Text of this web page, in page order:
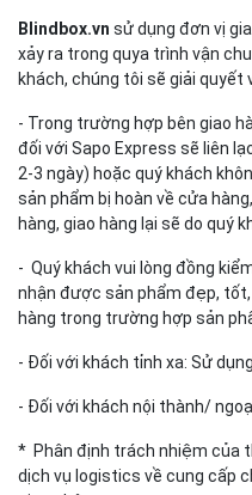
Blindbox.vn sử dụng đơn vị
xảy ra trong quya trình vận
khách, chúng tôi sẽ giải quyết
- Trong trường hợp bên giao
đối với Sapo Express sẽ liên
2-3 ngày) hoặc quý khách
sản phẩm bị hoàn về cửa
hàng, giao hàng lại sẽ do quý
- Quý khách vui lòng đồng
nhận được sản phẩm đẹp,
hàng trong trường hợp sản
- Đối với khách tỉnh xa: Sử
- Đối với khách nội thành/
* Phân định trách nhiệm của
dịch vụ logistics về cung cấp